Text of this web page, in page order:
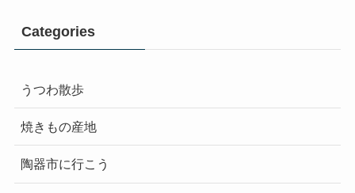
Categories
うつわ散歩
焼きもの産地
陶器市に行こう